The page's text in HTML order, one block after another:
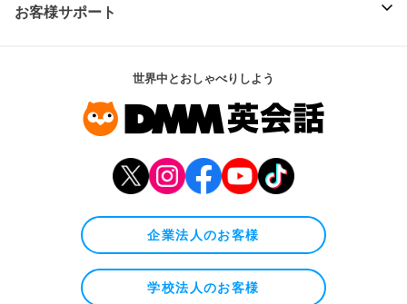
お客様サポート
世界中とおしゃべりしよう
企業法人のお客様
学校法人のお客様